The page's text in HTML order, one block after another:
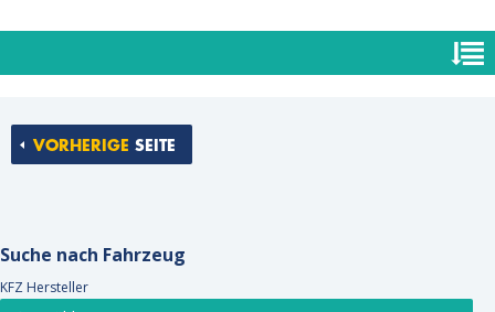
VORHERIGE SEITE
Suche nach Fahrzeug
KFZ Hersteller